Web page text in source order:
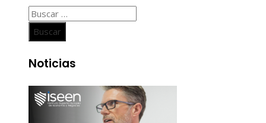
Buscar:
Noticias